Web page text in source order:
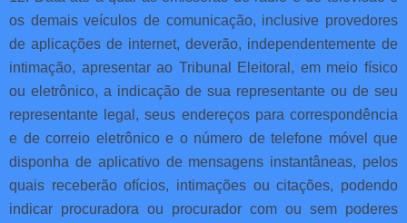
os demais veículos de comunicação, inclusive provedores
de aplicações de internet, deverão, independentemente de
intimação, apresentar ao Tribunal Eleitoral, em meio físico
ou eletrônico, a indicação de sua representante ou de seu
representante legal, seus endereços para correspondência
e de correio eletrônico e o número de telefone móvel que
disponha de aplicativo de mensagens instantâneas, pelos
quais receberão ofícios, intimações ou citações, podendo
indicar procuradora ou procurador com ou sem poderes